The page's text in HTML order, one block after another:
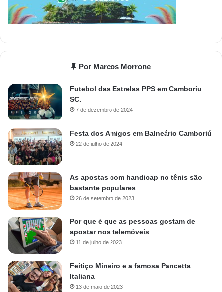
Por Marcos Morrone
Futebol das Estrelas PPS em Camboriu
SC.
7 de dezembro de 2024
Festa dos Amigos em Balneário Camboriú
22 de julho de 2024
As apostas com handicap no tênis são
bastante populares
26 de setembro de 2023
Por que é que as pessoas gostam de
apostar nos telemóveis
11 de julho de 2023
Feitiço Mineiro e a famosa Pancetta
Italiana
13 de maio de 2023